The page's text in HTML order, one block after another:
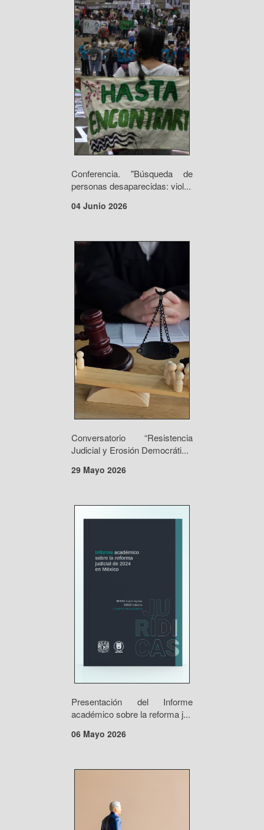
Conferencia. "Búsqueda de
personas desaparecidas: viol...
04 Junio 2026
Conversatorio “Resistencia
Judicial y Erosión Democráti...
29 Mayo 2026
Presentación del Informe
académico sobre la reforma j...
06 Mayo 2026